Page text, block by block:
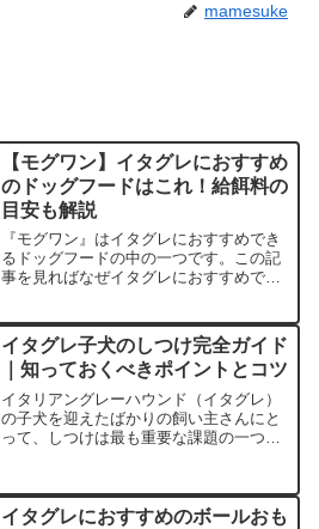
mamesuke
【モグワン】イタグレにおすすめ
のドッグフードはこれ！給餌料の
目安も解説
『モグワン』はイタグレにおすすめでき
るドッグフードの中の一つです。この記
事を見ればなぜイタグレにおすすめでき
ど、『モグワン』について徹底解説して
います。
イタグレ子犬のしつけ完全ガイド
｜知っておくべきポイントとコツ
イタリアングレーハウンド（イタグレ）
の子犬を迎えたばかりの飼い主さんにと
って、しつけは最も重要な課題の一つで
と独特の気質を理解したアプローチが必
要です。イタグレの子犬期...
イタグレにおすすめのボールおも